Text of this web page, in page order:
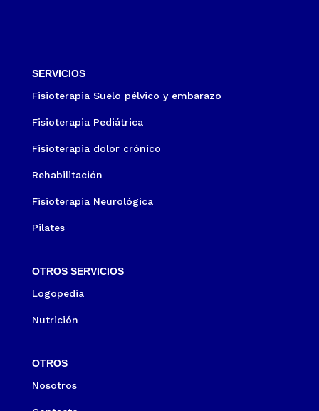
SERVICIOS
Fisioterapia Suelo pélvico y embarazo
Fisioterapia Pediátrica
Fisioterapia dolor crónico
Rehabilitación
Fisioterapia Neurológica
Pilates
OTROS SERVICIOS
Logopedia
Nutrición
OTROS
Nosotros